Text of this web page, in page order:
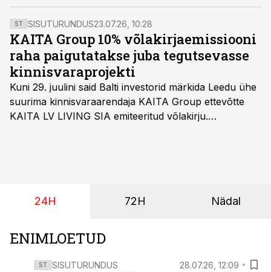
veerandi võrra rohkem, teatas FinanceEstonia. Sektori
ettevõtete varade maht ulatub 2,24 miljardi ning
puhaskasum 136 miljoni euroni.
ST SISUTURUNDUS23.07.26, 10:28
KAITA Group 10% võlakirjaemissiooni
raha paigutatakse juba tegutsevasse
kinnisvaraprojekti
Kuni 29. juulini said Balti investorid märkida Leedu ühe
suurima kinnisvaraarendaja KAITA Group ettevõtte
KAITA LV LIVING SIA emiteeritud võlakirju.
24H 72H Nädal
ENIMLOETUD
ST SISUTURUNDUS 28.07.26, 12:09